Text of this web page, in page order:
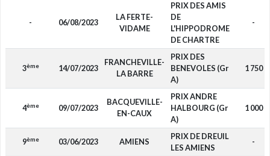
- 06/08/2023
LA FERTE-
VIDAME
PRIX DES AMIS
DE
L'HIPPODROME
DE CHARTRE
-
3ème 14/07/2023
FRANCHEVILLE-
LA BARRE
PRIX DES
BENEVOLES (Gr
A)
1 750
4ème 09/07/2023
BACQUEVILLE-
EN-CAUX
PRIX ANDRE
HALBOURG (Gr
A)
1 000
9ème 03/06/2023 AMIENS
PRIX DE DREUIL
LES AMIENS
-